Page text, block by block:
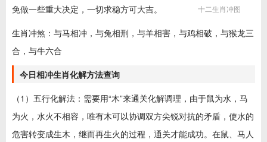
十二生肖冲图
免做一些重大决定，一切求稳方可大吉。
生肖冲煞：与马相冲，与兔相刑，与羊相害，与鸡相破，与猴龙三
合，与牛六合
今日相冲生肖化解方法查询
（1）五行化解法：需要用“木”来通关化解调理，由于鼠为水，马
为火，水火不相容，唯有木可以协调双方尖锐对抗的矛盾，使水的
危害转变成生木，继而再生火的过程，通关才能成功。在鼠、马人